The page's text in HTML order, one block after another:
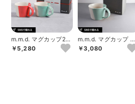
m.m.d. マグカップ2個
セット 朱＋青磁
￥5,280
m.m.d. マグカップ ギ
フト 青磁
￥3,080